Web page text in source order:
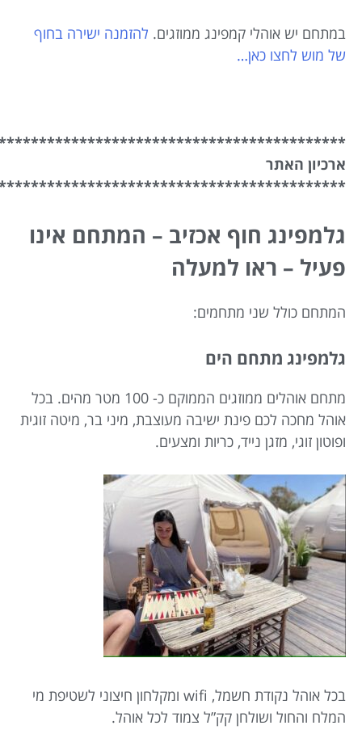
במתחם יש אוהלי קמפינג ממוזגים. להזמנה ישירה בחוף
של מוש לחצו כאן…
ארכיון האתר
גלמפינג חוף אכזיב – המתחם אינו
פעיל – ראו למעלה
המתחם כולל שני מתחמים:
גלמפינג מתחם הים
מתחם אוהלים ממוזגים הממוקם כ- 100 מטר מהים. בכל
אוהל מחכה לכם פינת ישיבה מעוצבת, מיני בר, מיטה זוגית
ופוטון זוגי, מזגן נייד, כריות ומצעים.
בכל אוהל נקודת חשמל, wifi ומקלחון חיצוני לשטיפת מי
המלח והחול ושולחן קק”ל צמוד לכל אוהל.